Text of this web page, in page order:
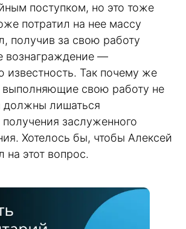
поступком, но это тоже
потратил на нее массу
получив за свою работу
вознаграждение —
Так почему же
свою работу не
должны лишаться
заслуженного
Хотелось бы, чтобы Алексей
на этот вопрос.